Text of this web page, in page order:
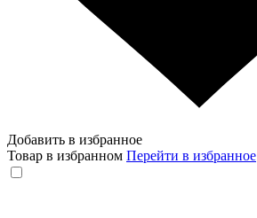
Добавить в избранное
Товар в избранном Перейти в избранное